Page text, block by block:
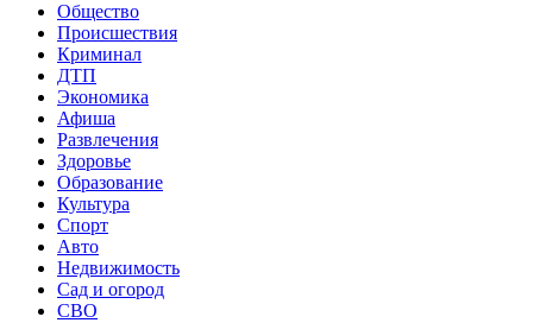
Общество
Происшествия
Криминал
ДТП
Экономика
Афиша
Развлечения
Здоровье
Образование
Культура
Спорт
Авто
Недвижимость
Сад и огород
СВО